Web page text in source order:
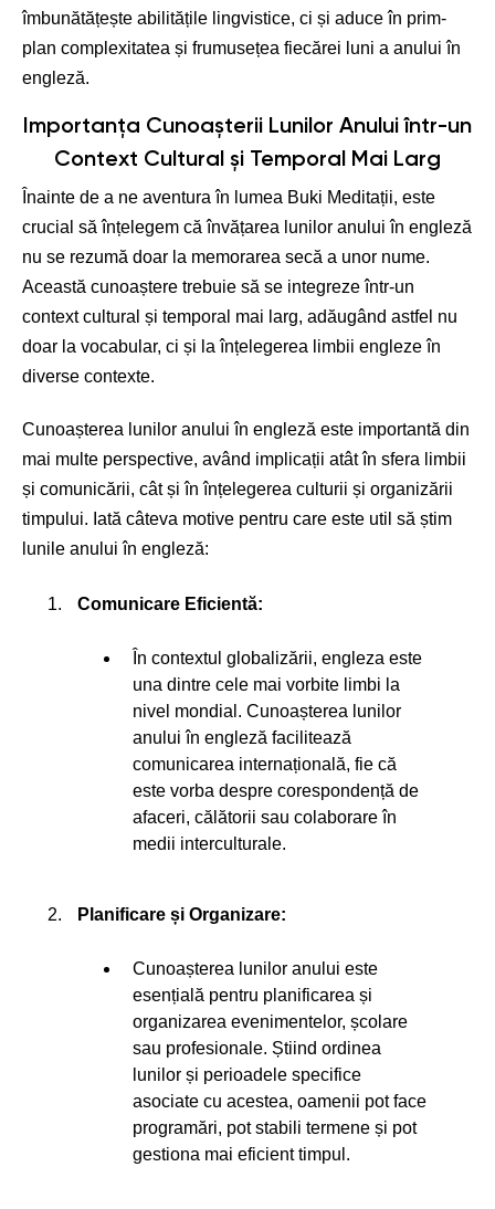
Exerciții pentru învățarea lunilor anului în limba engleză
Informativă
îmbunătățește abilitățile lingvistice, ci și aduce în prim-
plan complexitatea și frumusețea fiecărei luni a anului în
engleză.
Importanța Cunoașterii Lunilor Anului într-un
Context Cultural și Temporal Mai Larg
Înainte de a ne aventura în lumea Buki Meditații, este
crucial să înțelegem că învățarea lunilor anului în engleză
nu se rezumă doar la memorarea secă a unor nume.
Această cunoaștere trebuie să se integreze într-un
context cultural și temporal mai larg, adăugând astfel nu
doar la vocabular, ci și la înțelegerea limbii engleze în
diverse contexte.
Cunoașterea lunilor anului în engleză este importantă din
mai multe perspective, având implicații atât în sfera limbii
și comunicării, cât și în înțelegerea culturii și organizării
timpului. Iată câteva motive pentru care este util să știm
lunile anului în engleză:
Comunicare Eficientă:
În contextul globalizării, engleza este
una dintre cele mai vorbite limbi la
nivel mondial. Cunoașterea lunilor
anului în engleză facilitează
comunicarea internațională, fie că
este vorba despre corespondență de
afaceri, călătorii sau colaborare în
medii interculturale.
Planificare și Organizare:
Cunoașterea lunilor anului este
esențială pentru planificarea și
organizarea evenimentelor, școlare
sau profesionale. Știind ordinea
lunilor și perioadele specifice
asociate cu acestea, oamenii pot face
programări, pot stabili termene și pot
gestiona mai eficient timpul.